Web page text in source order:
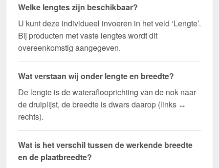
Welke lengtes zijn beschikbaar?
U kunt deze individueel invoeren in het veld ‘Lengte’.
Bij producten met vaste lengtes wordt dit
overeenkomstig aangegeven.
Wat verstaan wij onder lengte en breedte?
De lengte is de wateraflooprichting van de nok naar
de druiplijst, de breedte is dwars daarop (links ↔
rechts).
Wat is het verschil tussen de werkende breedte
en de plaatbreedte?